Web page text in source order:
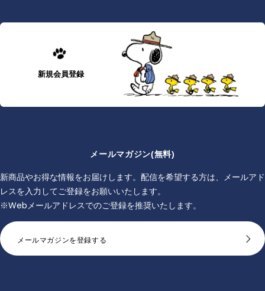
新規会員登録
メールマガジン(無料)
新商品やお得な情報をお届けします。配信を希望する方は、メールアド
レスを入力してご登録をお願いいたします。
※Webメールアドレスでのご登録を推奨いたします。
メールマガジンを登録する